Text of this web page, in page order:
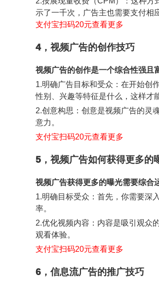
示了一千次，广告主也需要支付相
支付宝扫码20元查看更多
4，视频广告的创作技巧
视频广告的创作是一个综合性强且
1.明确广告目标和受众：在开始创
性别、兴趣等特征是什么，这样才
2.创意构思：创意是视频广告的灵
意力。
支付宝扫码20元查看更多
5，视频广告如何获得更多的
视频广告获得更多的曝光需要综合
1.明确目标受众：首先，你需要深
率。
2.优化视频内容：内容是吸引观众
观看体验。
支付宝扫码20元查看更多
6，信息流广告的推广技巧